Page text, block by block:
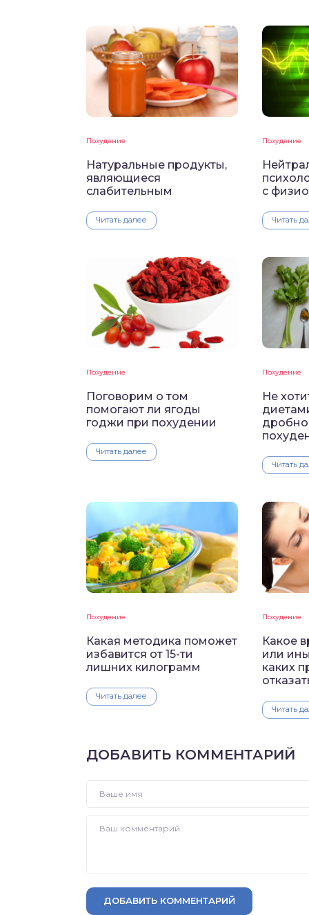
Похудение
Натуральные продукты,
являющиеся
слабительным
Читать далее
Похудение
с
Читать
Похудение
Поговорим о том
помогают ли ягоды
годжи при похудении
Читать далее
Похудение
Не
Читать
Похудение
Какая методика поможет
избавится от 15-ти
лишних килограмм
Читать далее
Похудение
Какое
или
каких
Читать
ДОБАВИТЬ КОММЕНТАРИЙ
ДОБАВИТЬ КОММЕНТАРИЙ